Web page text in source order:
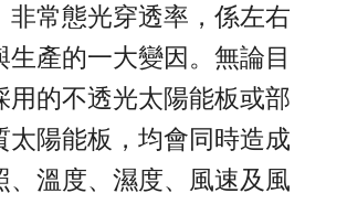
非常態光穿透率，係左右
生產的一大變因。無論目
用的不透光太陽能板或部
太陽能板，均會同時造成
、溫度、濕度、風速及風